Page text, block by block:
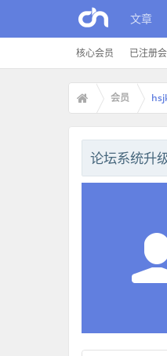
文章
核心会员 已注册
会员
论坛系统升